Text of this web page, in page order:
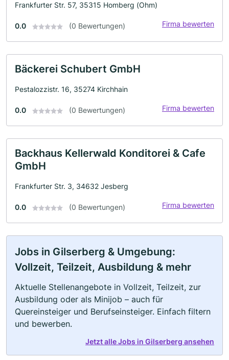
Frankfurter Str. 57, 35315 Homberg (Ohm)
0.0 (0 Bewertungen) Firma bewerten
Bäckerei Schubert GmbH
Pestalozzistr. 16, 35274 Kirchhain
0.0 (0 Bewertungen) Firma bewerten
Backhaus Kellerwald Konditorei & Cafe
GmbH
Frankfurter Str. 3, 34632 Jesberg
0.0 (0 Bewertungen) Firma bewerten
Jobs in Gilserberg & Umgebung:
Vollzeit, Teilzeit, Ausbildung & mehr
Aktuelle Stellenangebote in Vollzeit, Teilzeit, zur
Ausbildung oder als Minijob – auch für
Quereinsteiger und Berufseinsteiger. Einfach filtern
und bewerben.
Jetzt alle Jobs in Gilserberg ansehen